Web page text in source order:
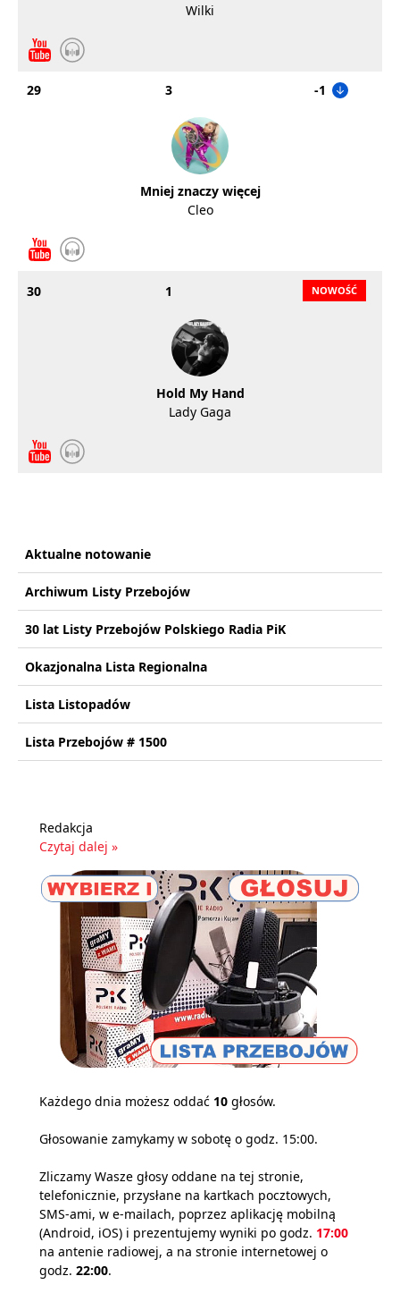
Wilki
29 3 -1
Mniej znaczy więcej
Cleo
30 1
Hold My Hand
Lady Gaga
Aktualne notowanie
Archiwum Listy Przebojów
30 lat Listy Przebojów Polskiego Radia PiK
Okazjonalna Lista Regionalna
Lista Listopadów
Lista Przebojów # 1500
Redakcja
Czytaj dalej »
Każdego dnia możesz oddać 10 głosów.
Głosowanie zamykamy w sobotę o godz. 15:00.
Zliczamy Wasze głosy oddane na tej stronie,
telefonicznie, przysłane na kartkach pocztowych,
SMS-ami, w e-mailach, poprzez aplikację mobilną
(Android, iOS) i prezentujemy wyniki po godz. 17:00
na antenie radiowej, a na stronie internetowej o
godz. 22:00.